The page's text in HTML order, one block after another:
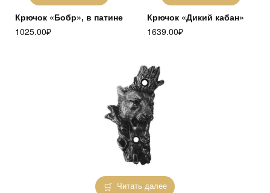
Крючок «Бобр», в патине
1025.00₽
Крючок «Дикий кабан»
1639.00₽
Читать далее